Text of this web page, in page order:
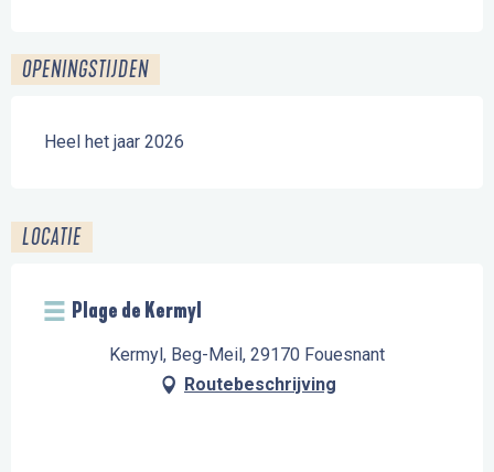
OPENINGSTIJDEN
Heel het jaar 2026
LOCATIE
Plage de Kermyl
Kermyl, Beg-Meil, 29170 Fouesnant
Routebeschrijving